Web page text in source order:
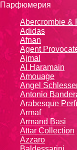
Парфюмерия
Abercrombie &
Adidas
Afnan
Agent
Ajmal
Al Haramain
Amouage
Angel
Antonio
Arabesque
Armaf
Armand Basi
Attar Collection
Azzaro